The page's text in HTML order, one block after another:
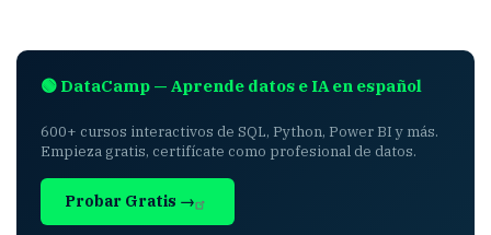
🟢 DataCamp — Aprende datos e IA en español
600+ cursos interactivos de SQL, Python, Power BI y más.
Empieza gratis, certifícate como profesional de datos.
Probar Gratis →